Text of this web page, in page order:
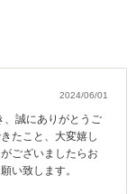
2024/06/01
、誠にありがとうご
たこと、大変嬉し
ございましたらお
い致します。